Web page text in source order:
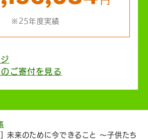
※25年度実績
ご寄付を見る
未来のために今できること ～子供たち